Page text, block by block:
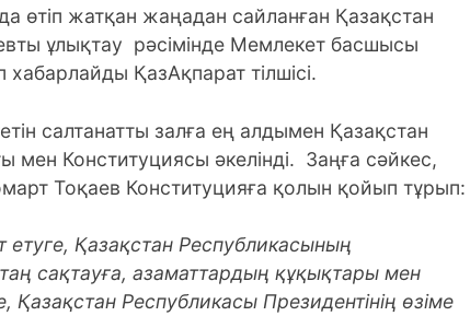
өтіп жатқан жаңадан сайланған Қазақстан
ұлықтау рәсімінде Мемлекет басшысы
ҚазАқпарат тілшісі.
салтанатты залға ең алдымен Қазақстан
Конституциясы әкелінді. Заңға сәйкес,
Тоқаев Конституцияға қолын қойып тұрып:
Қазақстан Республикасының
сақтауға, азаматтардың құқықтары мен
Қазақстан Республикасы Президентiнiң өзiме